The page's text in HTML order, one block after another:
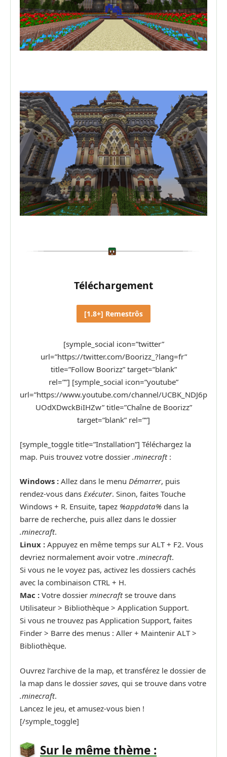
Téléchargement
[1.8+] Remestrôs
[symple_social icon=”twitter”
url=”https://twitter.com/Boorizz_?lang=fr”
title=”Follow Boorizz” target=”blank”
rel=””] [symple_social icon=”youtube”
url=”https://www.youtube.com/channel/UCBK_NDJ6p
UOdXDwckBiIHZw” title=”Chaîne de Boorizz”
target=”blank” rel=””]
[symple_toggle title=”Installation”] Téléchargez la
map. Puis trouvez votre dossier .minecraft:
Windows : Allez dans le menu Démarrer, puis
rendez-vous dans Exécuter. Sinon, faites Touche
Windows + R. Ensuite, tapez %appdata% dans la
barre de recherche, puis allez dans le dossier
.minecraft.
Linux : Appuyez en même temps sur ALT + F2. Vous
devriez normalement avoir votre .minecraft.
Si vous ne le voyez pas, activez les dossiers cachés
avec la combinaison CTRL + H.
Mac : Votre dossier minecraftse trouve dans
Utilisateur > Bibliothèque > Application Support.
Si vous ne trouvez pas Application Support, faites
Finder > Barre des menus : Aller + Maintenir ALT >
Bibliothèque.
Ouvrez l’archive de la map, et transférez le dossier de
la map dans le dossier saves, qui se trouve dans votre
.minecraft.
Lancez le jeu, et amusez-vous bien !
[/symple_toggle]
Sur le même thème :